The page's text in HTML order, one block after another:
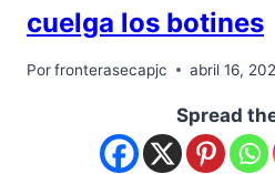
cuelga los botines
Porfronterasecapjc abril 16,
Spread